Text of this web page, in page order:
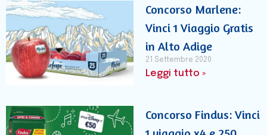
Concorso Marlene:
Vinci 1 Viaggio Gratis
in Alto Adige
21 Settembre 2020
Leggi tutto »
Concorso Findus: Vinci